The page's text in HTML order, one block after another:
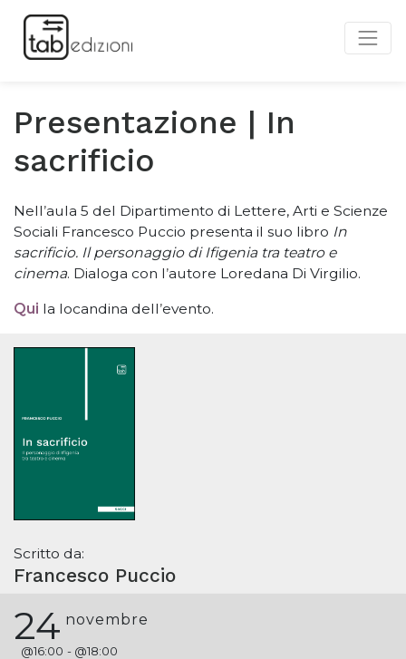
Presentazione | In
sacrificio
Nell’aula 5 del Dipartimento di Lettere, Arti e Scienze
Sociali Francesco Puccio presenta il suo libro In
sacrificio. Il personaggio di Ifigenia tra teatro e
cinema. Dialoga con l’autore Loredana Di Virgilio.
Qui la locandina dell’evento.
Scritto da:
Francesco Puccio
24 novembre
@16:00 - @18:00